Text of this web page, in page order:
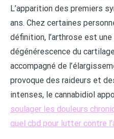
L’apparition des premiers
ans. Chez certaines
définition, l’arthrose est
dégénérescence du
accompagné de
provoque des raideurs et
intenses, le cannabidiol
soulager les douleurs
quel cbd pour lutter contre